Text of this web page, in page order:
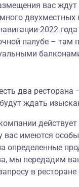
вас
двухместных
2022
палубе – там
два
ждать
вас имеются
определенные
мы передадим
в